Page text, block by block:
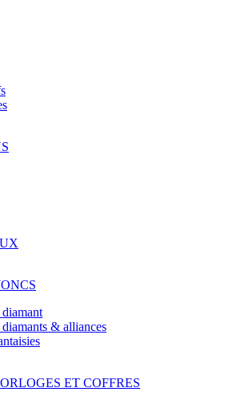
diamants & alliances
ET COFFRES